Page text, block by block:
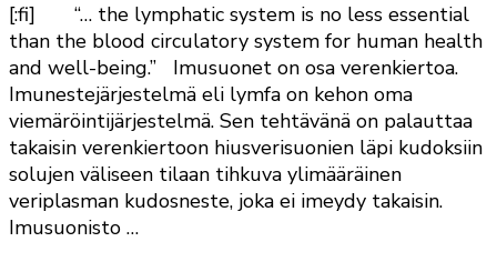
[:fi] “… the lymphatic system is no less essential
than the blood circulatory system for human health
and well-being.” Imusuonet on osa verenkiertoa.
Imunestejärjestelmä eli lymfa on kehon oma
viemäröintijärjestelmä. Sen tehtävänä on palauttaa
takaisin verenkiertoon hiusverisuonien läpi kudoksiin
solujen väliseen tilaan tihkuva ylimääräinen
veriplasman kudosneste, joka ei imeydy takaisin.
Imusuonisto …